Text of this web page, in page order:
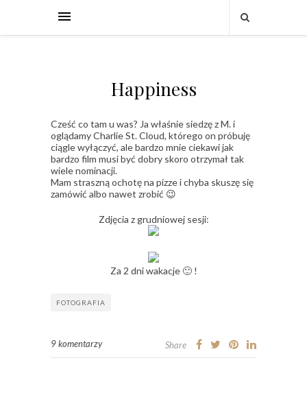
Happiness
Cześć co tam u was? Ja właśnie siedzę z M. i
oglądamy Charlie St. Cloud, którego on próbuję
ciągle wyłączyć, ale bardzo mnie ciekawi jak
bardzo film musi być dobry skoro otrzymał tak
wiele nominacji.
Mam straszną ochotę na pizze i chyba skuszę się
zamówić albo nawet zrobić 😉
Zdjęcia z grudniowej sesji:
Za 2 dni wakacje 🙂 !
FOTOGRAFIA
9 komentarzy Share